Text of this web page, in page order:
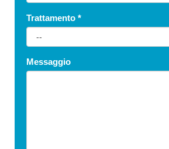
Trattamento *
Messaggio